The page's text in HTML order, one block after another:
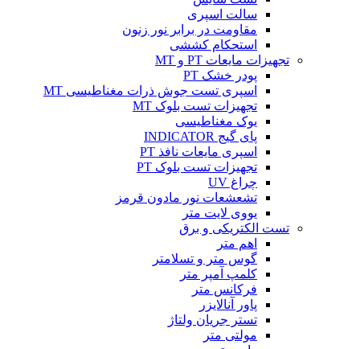
سالت اسپری
مقاومت در برابر نور زنون
استحکام کششی
تجهیزات مایعات PT و MT
پودر خشک PT
اسپری تست جوش ذرات مغناطیسی MT
تجهیزات تست بلوک MT
یوک مغناطیسی
پای گیج INDICATOR
اسپری مایعات نافذ PT
تجهیزات تست بلوک PT
چراغ UV
تشعشعات نور مادون قرمز
یووی لایت متر
تست الکتریکی و برق
اهم متر
گوس متر و تسلامتر
کلمپ آمپر متر
فرکانس متر
پاور آنالایزر
تستر جریان ولتاژ
مولتی متر